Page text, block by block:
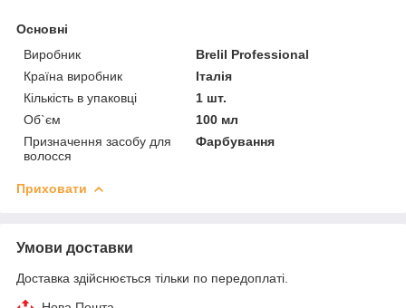
Основні
Виробник
Brelil Professional
Країна виробник
Італія
Кількість в упаковці
1 шт.
Об`єм
100 мл
Призначення засобу для
волосся
Фарбування
Приховати
Умови доставки
Доставка здійснюється тільки по передоплаті.